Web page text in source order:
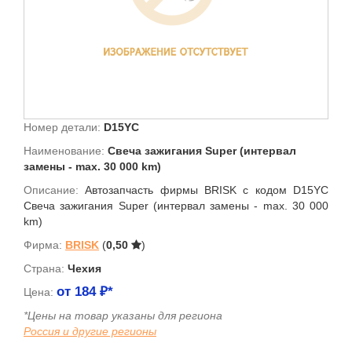
Номер детали: D15YC
Наименование: Свеча зажигания Super (интервал
замены - max. 30 000 km)
Описание:Автозапчасть фирмы BRISK с кодом D15YC
Свеча зажигания Super (интервал замены - max. 30 000
km)
Фирма: BRISK (0,50
)
Страна: Чехия
Цена: от 184₽*
*Цены на товар указаны для региона
Россия и другие регионы